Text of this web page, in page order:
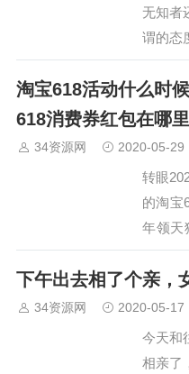
无知者
谓的态
切变得
所谓而
淘宝618活动什么时
618消费券红包在哪
34资源网 2020-05-29
转眼
的淘宝
年领天
诉大家
差不多
始。现
想要
下午出去相了个亲，
34资源网 2020-05-17
今天和
相亲了